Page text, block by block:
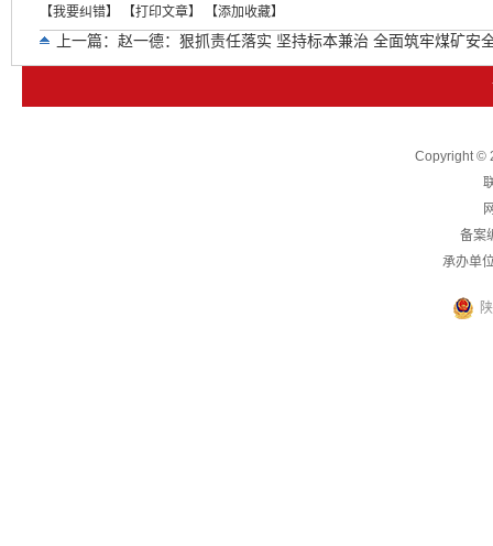
【我要纠错】 【打印文章】 【添加收藏】
上一篇： 赵一德：狠抓责任落实 坚持标本兼治 全面筑牢煤矿安
Copyright ©
备案
承办单